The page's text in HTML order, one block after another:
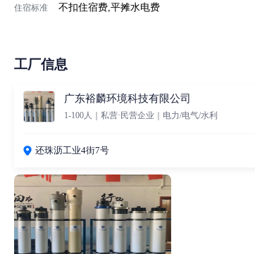
住宿标准 不扣住宿费,平摊水电费
工厂信息
广东裕麟环境科技有限公司
1-100人｜私营·民营企业｜电力/电气/水利
还珠沥工业4街7号